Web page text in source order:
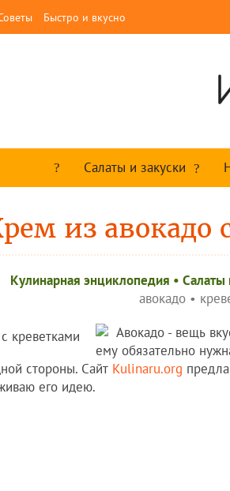
Быстро и вкусно
Салаты и закуски
из авокадо
Кулинарная энциклопедия • Салаты
авокадо •
Авокадо - вещь
ему обязательно
стороны. Сайт Кulinaru.org
его идею.